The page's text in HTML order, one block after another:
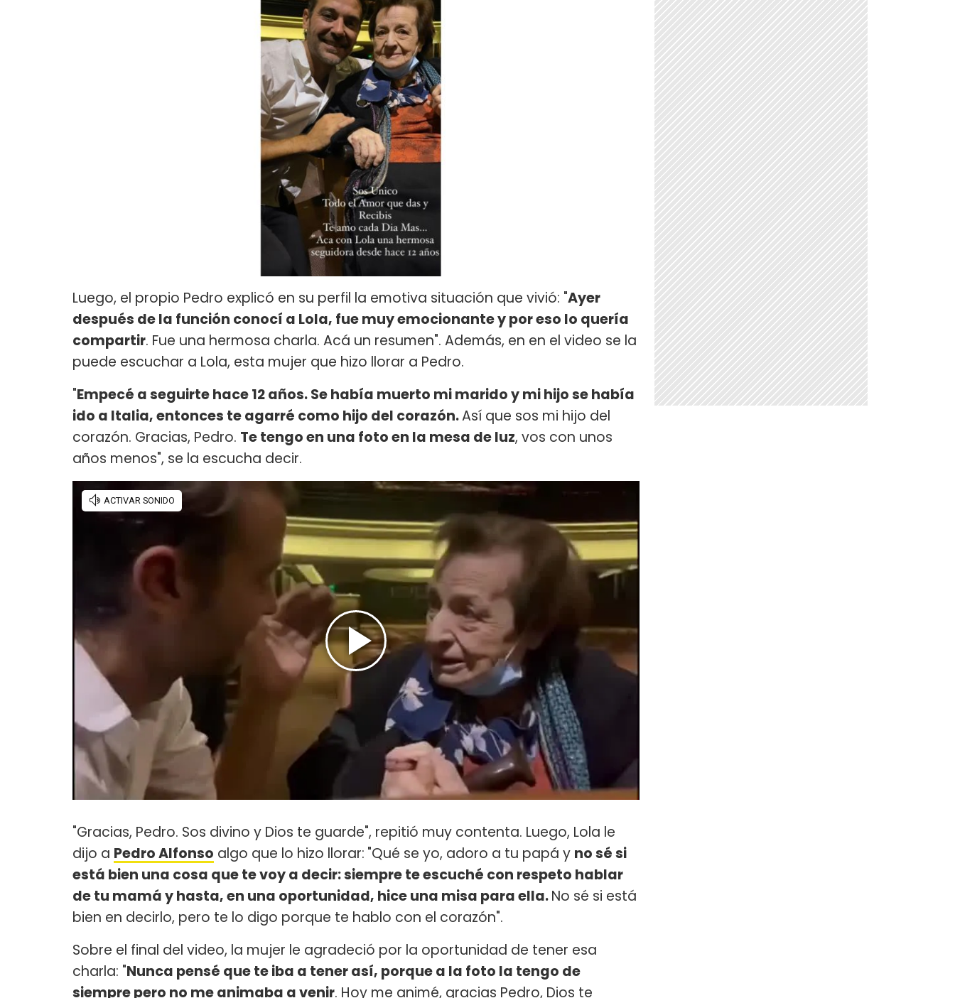
Luego, el propio Pedro explicó en su perfil la emotiva situación que vivió: "Ayer
después de la función conocí a Lola, fue muy emocionante y por eso lo quería
compartir. Fue una hermosa charla. Acá un resumen". Además, en en el video se la
puede escuchar a Lola, esta mujer que hizo llorar a Pedro.
"Empecé a seguirte hace 12 años. Se había muerto mi marido y mi hijo se había
ido a Italia, entonces te agarré como hijo del corazón.Así que sos mi hijo del
corazón. Gracias, Pedro. Te tengo en una foto en la mesa de luz, vos con unos
años menos", se la escucha decir.
"Gracias, Pedro. Sos divino y Dios te guarde", repitió muy contenta. Luego, Lola le
dijo a Pedro Alfonso algo que lo hizo llorar: "Qué se yo, adoro a tu papá y no sé si
está bien una cosa que te voy a decir: siempre te escuché con respeto hablar
de tu mamá y hasta, en una oportunidad, hice una misa para ella.No sé si está
bien en decirlo, pero te lo digo porque te hablo con el corazón".
Sobre el final del video, la mujer le agradeció por la oportunidad de tener esa
charla: "Nunca pensé que te iba a tener así, porque a la foto la tengo de
siempre pero no me animaba a venir. Hoy me animé, gracias Pedro, Dios te